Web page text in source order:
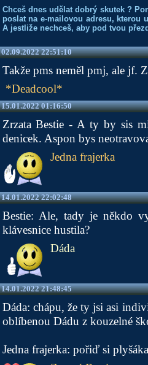
Chceš dnes udělat dobrý skutek ?
poslat na e-mailovou adresu, kterou
A jestliže nechceš, aby pod tvou
02.09.2022 22:51:10
Takže pms neměl pmj, ale jf.
*Deadcool*
15.01.2022 01:16:50
Zrzata Bestie - A ty by sis
denicek. Aspon bys
Jedna frajerka
14.01.2022 22:02:48
Bestie: Ale, tady je někdo
klávesnice hustila?
Dáda
14.01.2022 21:48:45
Dáda: chápu, že ty jsi asi
oblíbenou Dádu z kouzelné
Jedna frajerka: pořiď si